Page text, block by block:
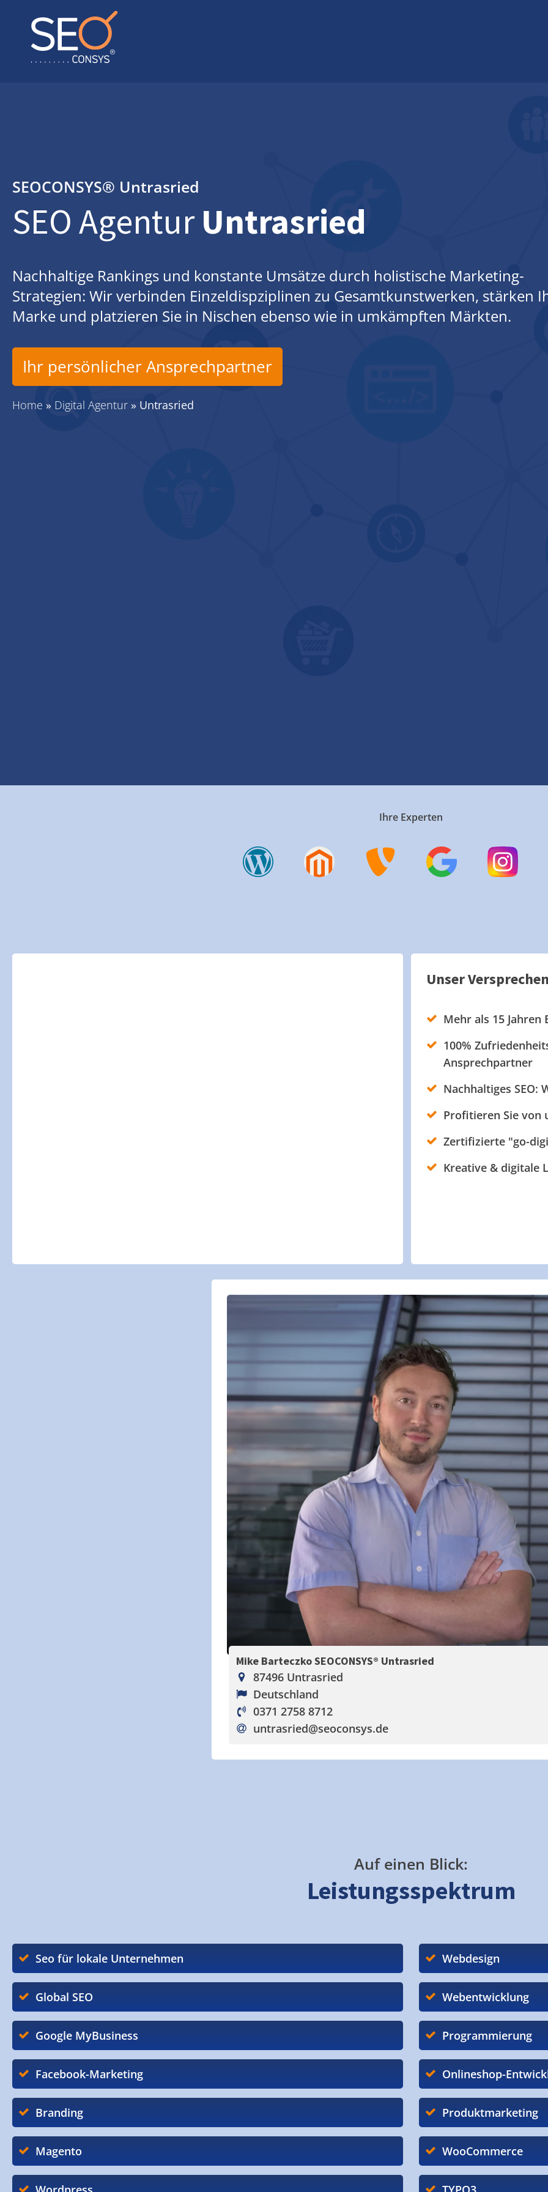
SEOCONSYS® Untrasried
SEO Agentur Untrasried
Nachhaltige Rankings und konstante Umsätze durch holistische Marketing-
Strategien: Wir verbinden Einzeldispziplinen zu Gesamtkunstwerken, stärken
Marke und platzieren Sie in Nischen ebenso wie in umkämpften Märkten.
Ihr persönlicher Ansprechpartner
Home » Digital Agentur » Untrasried
Ihre Experten
Unser
Mehr als 15
100%
Ansprechpartner
Nachhaltiges
Profitieren Sie von
Zertifizierte "go-
Kreative & digitale
Mike Barteczko SEOCONSYS® Untrasried
87496 Untrasried
Deutschland
0371 2758 8712
untrasried@seoconsys.de
Auf einen Blick:
Leistungsspektrum
Seo für lokale Unternehmen
Global SEO
Google MyBusiness
Facebook-Marketing
Branding
Magento
Webdesign
Webentwicklung
Programmierung
Onlineshop-
Produktmarketing
WooCommerce